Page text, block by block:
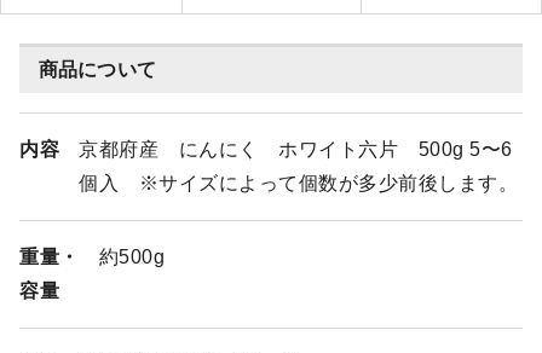
商品について
内容
京都府産 にんにく ホワイト六片 500g 5〜6
個入 ※サイズによって個数が多少前後します。
重量・
容量
約500g